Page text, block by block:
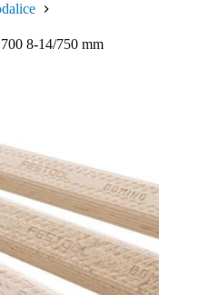
8-14/750 mm